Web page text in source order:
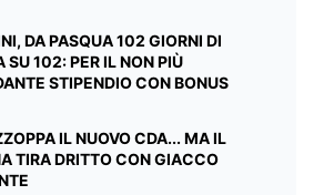
DA PASQUA 102 GIORNI DI
SU 102: PER IL NON PIÙ
STIPENDIO CON BONUS
IL NUOVO CDA... MA IL
TIRA DRITTO CON GIACCO